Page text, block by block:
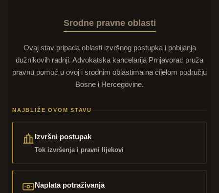
Srodne pravne oblasti
Ovaj stav pripada oblasti izvršnog postupka i pobijanja
dužnikovih radnji. Advokatska kancelarija Prnjavorac pruža
pravnu pomoć u ovoj i srodnim oblastima na cijelom području
Bosne i Hercegovine.
NAJBLIŽE OVOM STAVU
Izvršni postupak
Tok izvršenja i pravni lijekovi
Naplata potraživanja